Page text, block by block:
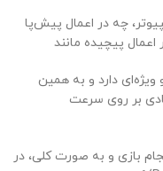
چه در اعمال پیش‌پا
پیچیده مانند
دارد و به همین
بر روی سرعت
بازی و به صورت کلی، در